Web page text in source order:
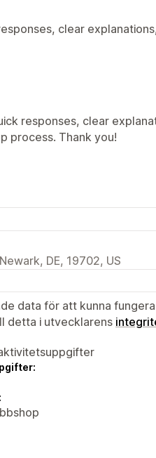
clear
responses, clear
process. Thank you!
DE, 19702, US
data för att kunna
detta i utvecklarens